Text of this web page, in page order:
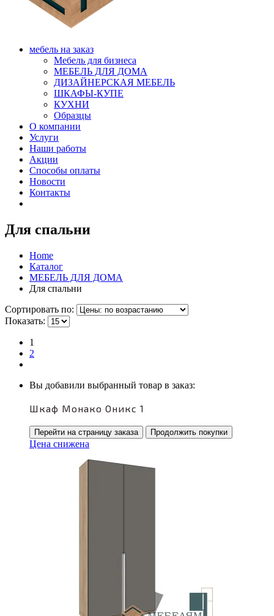
мебель на заказ
Мебель для бизнеса
МЕБЕЛЬ ДЛЯ ДОМА
ДИЗАЙНЕРСКАЯ МЕБЕЛЬ
ШКАФЫ-КУПЕ
КУХНИ
Образцы
О компании
Услуги
Наши работы
Акции
Способы оплаты
Новости
Контакты
Для спальни
Home
Каталог
МЕБЕЛЬ ДЛЯ ДОМА
Для спальни
Сортировать по:
Показать:
1
2
Вы добавили выбранный товар в заказ:
Шкаф Монако Оникс 1
Перейти на страницу заказа Продолжить покупки
Цена снижена